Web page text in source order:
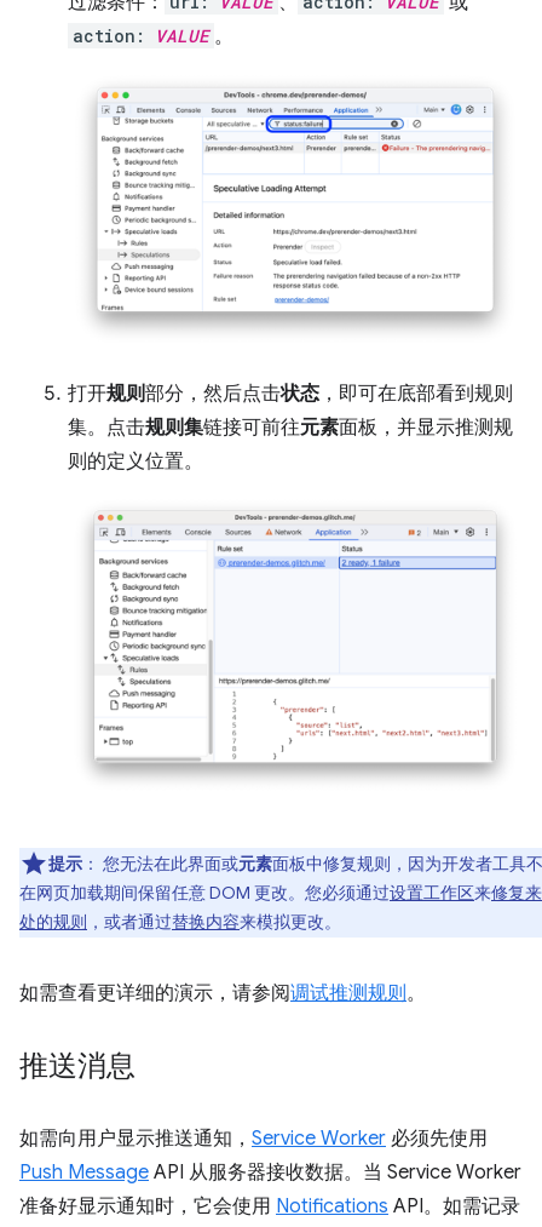
action: VALUE 。
打开规则部分，然后点击状态 ，即可在底部看到规则
集。点击规则集链接可前往元素面板，并显示推测规
则的定义位置。
提示 ： 您无法在此界面或元素面板中修复规则，因为开发者工具
在网页加载期间保留任意 DOM 更改。您必须通过设置工作区来修复
处的规则 ，或者通过替换内容来模拟更改。
如需查看更详细的演示，请参阅调试推测规则。
推送消息
如需向用户显示推送通知， Service Worker 必须先使用
Push Message API 从服务器接收数据。当 Service Worker
准备好显示通知时，它会使用 Notifications API。如需记录